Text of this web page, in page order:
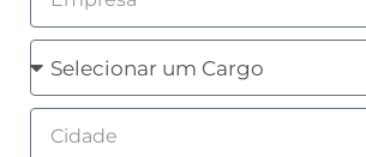
Cargo
Cidade